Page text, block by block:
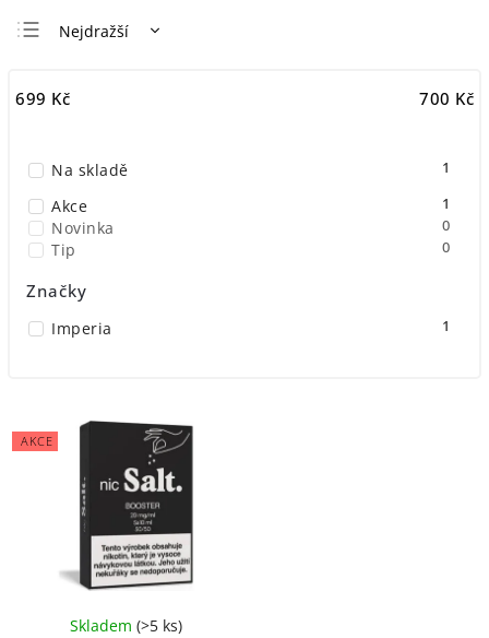
Nejlevnější
Nejdražší
Abecedně
699 Kč 700 Kč
Na skladě 1
Akce 1
Novinka 0
Tip 0
Značky
Imperia 1
AKCE
Skladem (>5 ks)